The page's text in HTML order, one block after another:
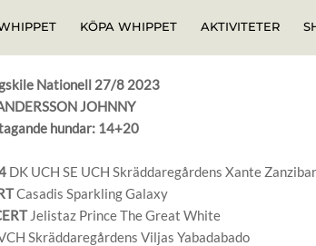
KÖPA WHIPPET AKTIVITETER
Nationell 27/8 2023
JOHNNY
hundar: 14+20
DK UCH SE UCH Skräddaregårdens Xante Zanzibar
Casadis Sparkling Galaxy
Jelistaz Prince The Great White
Skräddaregårdens Viljas Yabadabado